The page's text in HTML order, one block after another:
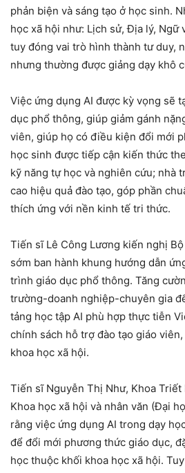
phản biện và sáng tạo ở học sinh.
học xã hội như: Lịch sử, Địa lý, Ngữ
tuy đóng vai trò hình thành tư duy,
nhưng thường được giảng dạy khô
Việc ứng dụng AI được kỳ vọng sẽ
dục phổ thông, giúp giảm gánh
viên, giúp họ có điều kiện đổi mới
học sinh được tiếp cận kiến thức
kỹ năng tự học và nghiên cứu; nhà
cao hiệu quả đào tạo, góp phần
thích ứng với nền kinh tế tri thức.
Tiến sĩ Lê Công Lương kiến nghị
sớm ban hành khung hướng dẫn
trình giáo dục phổ thông. Tăng
trường-doanh nghiệp-chuyên gia
tảng học tập AI phù hợp thực tiễn
chính sách hỗ trợ đào tạo giáo
khoa học xã hội.
Tiến sĩ Nguyễn Thị Như, Khoa
Khoa học xã hội và nhân văn (Đại
rằng việc ứng dụng AI trong dạy
để đổi mới phương thức giáo dục,
học thuộc khối khoa học xã hội.